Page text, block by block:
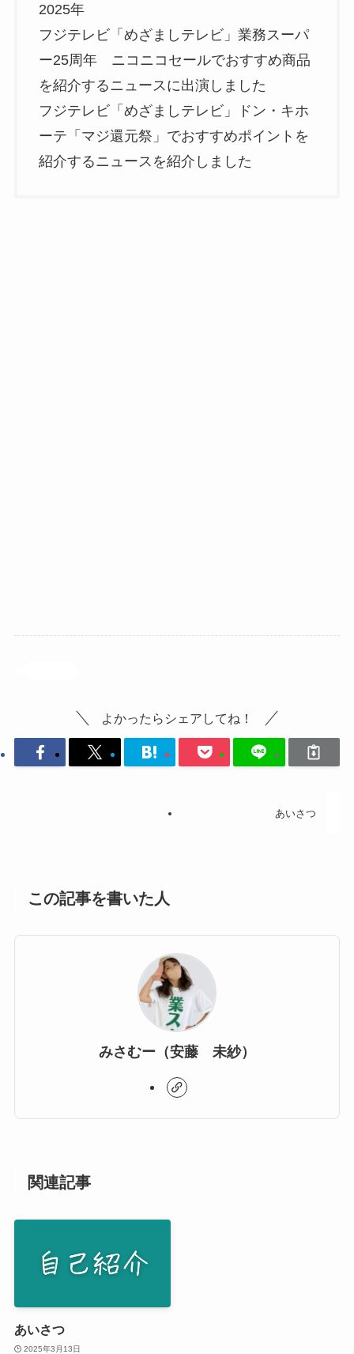
2025年
フジテレビ「めざましテレビ」業務スーパ
ー25周年 ニコニコセールでおすすめ商品
を紹介するニュースに出演しました
フジテレビ「めざましテレビ」ドン・キホ
ーテ「マジ還元祭」でおすすめポイントを
紹介するニュースを紹介しました
よかったらシェアしてね！
あいさつ
この記事を書いた人
みさむー（安藤 未紗）
関連記事
あいさつ
2025年3月13日